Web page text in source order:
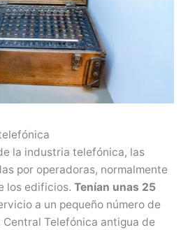
la industria telefónica, las
por operadoras, normalmente
los edificios. Tenían unas 25
a un pequeño número de
Central Telefónica antigua de